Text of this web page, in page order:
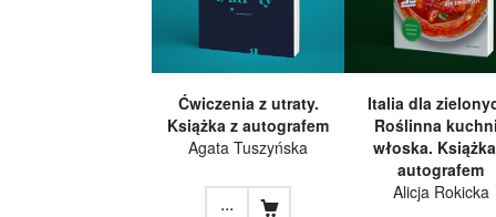
Ćwiczenia z utraty.
Książka z autografem
Agata Tuszyńska
...
Italia dla
Roślinna
włoska.
autografem
Alicja Rokicka